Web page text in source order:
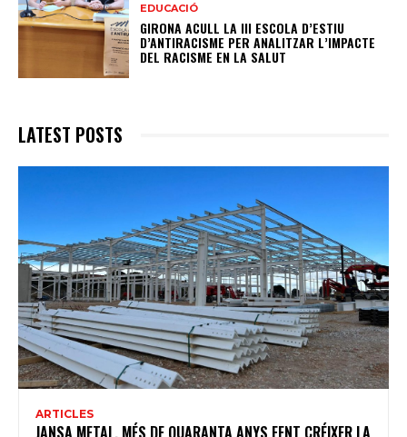
EDUCACIÓ
GIRONA ACULL LA III ESCOLA D’ESTIU
D’ANTIRACISME PER ANALITZAR L’IMPACTE
DEL RACISME EN LA SALUT
LATEST POSTS
ARTICLES
JANSA METAL, MÉS DE QUARANTA ANYS FENT CRÉIXER LA